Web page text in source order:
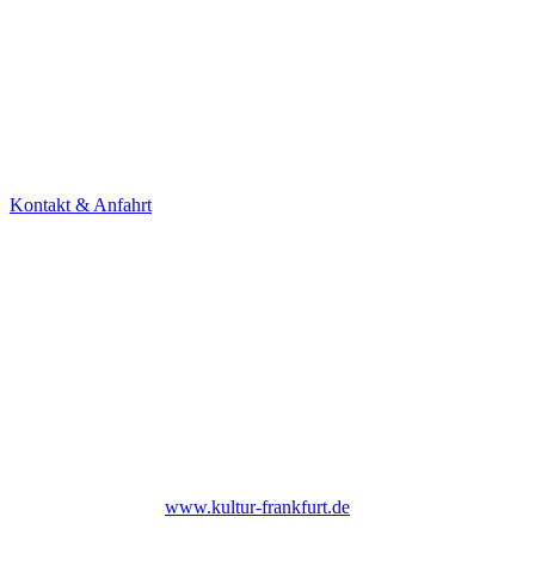
Kontakt & Anfahrt
www.kultur-frankfurt.de